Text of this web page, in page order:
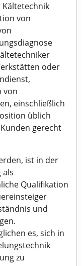
Kältetechnik
von
oder
von
einschließlich
üblich
gerecht
ist in der
als
Qualifikation
und
es, sich in
zu